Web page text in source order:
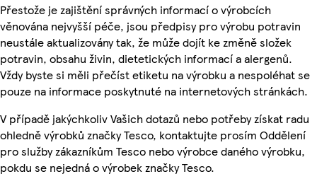
Přestože je zajištění správných informací o výrobcích
věnována nejvyšší péče, jsou předpisy pro výrobu potravin
neustále aktualizovány tak, že může dojít ke změně složek
potravin, obsahu živin, dietetických informací a alergenů.
Vždy byste si měli přečíst etiketu na výrobku a nespoléhat se
pouze na informace poskytnuté na internetových stránkách.
V případě jakýchkoliv Vašich dotazů nebo potřeby získat radu
ohledně výrobků značky Tesco, kontaktujte prosím Oddělení
pro služby zákazníkům Tesco nebo výrobce daného výrobku,
pokdu se nejedná o výrobek značky Tesco.